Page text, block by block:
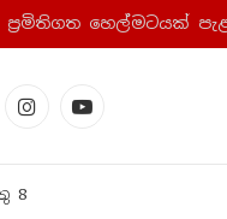
ප්‍රමිතිගත හෙල්මටයක්
InstagramYouTube
8